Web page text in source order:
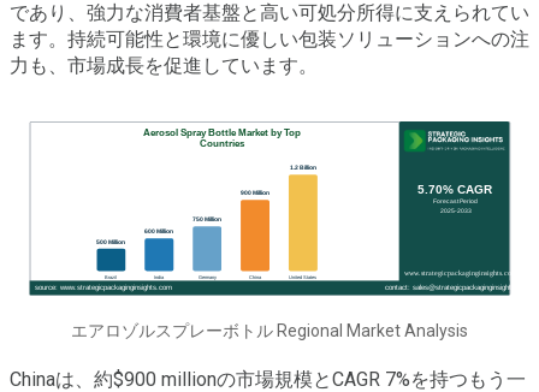
であり、強力な消費者基盤と高い可処分所得に支えられてい
ます。持続可能性と環境に優しい包装ソリューションへの注
力も、市場成長を促進しています。
エアロゾルスプレーボトル Regional Market Analysis
Chinaは、約$900 millionの市場規模とCAGR 7%を持つもう一